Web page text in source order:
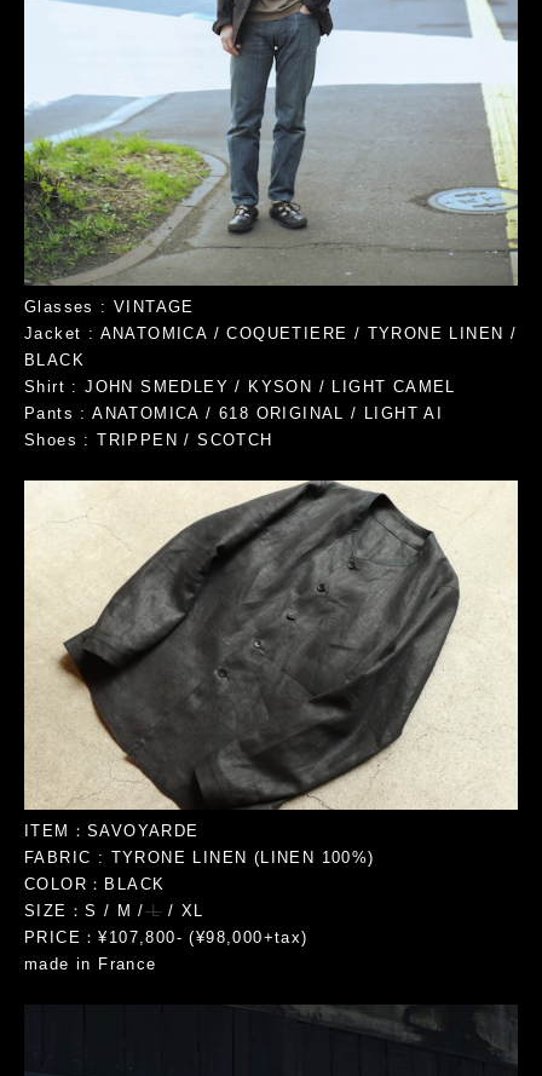
Glasses : VINTAGE
Jacket : ANATOMICA / COQUETIERE / TYRONE LINEN /
BLACK
Shirt : JOHN SMEDLEY / KYSON / LIGHT CAMEL
Pants : ANATOMICA / 618 ORIGINAL / LIGHT AI
Shoes : TRIPPEN / SCOTCH
ITEM：SAVOYARDE
FABRIC : TYRONE LINEN (LINEN 100%)
COLOR：BLACK
SIZE：S / M /L/ XL
PRICE：¥107,800- (¥98,000+tax)
made in France